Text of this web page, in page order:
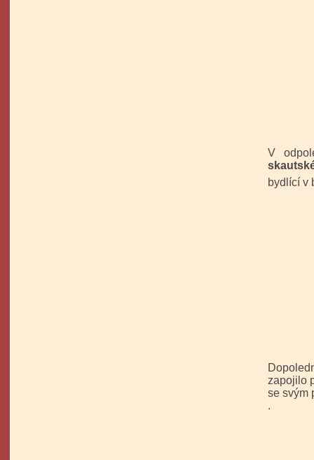
V
bydlící v
zapojilo
se svým
.